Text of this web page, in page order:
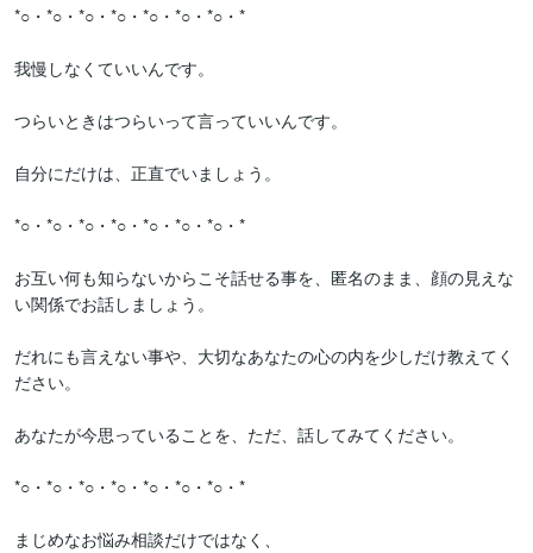
*○・*○・*○・*○・*○・*○・*○・*
我慢しなくていいんです。
つらいときはつらいって言っていいんです。
自分にだけは、正直でいましょう。
*○・*○・*○・*○・*○・*○・*○・*
お互い何も知らないからこそ話せる事を、匿名のまま、顔の見えな
い関係でお話しましょう。
だれにも言えない事や、大切なあなたの心の内を少しだけ教えてく
ださい。
あなたが今思っていることを、ただ、話してみてください。
*○・*○・*○・*○・*○・*○・*○・*
まじめなお悩み相談だけではなく、